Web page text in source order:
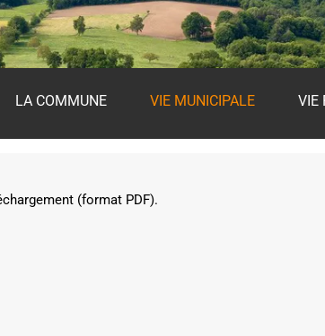
LA COMMUNE VIE MUNICIPALE VIE
(format PDF).